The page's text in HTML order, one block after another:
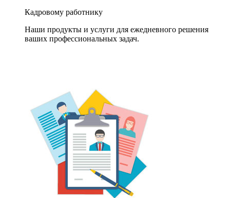
Кадровому работнику
Наши продукты и услуги для ежедневного решения
ваших профессиональных задач.